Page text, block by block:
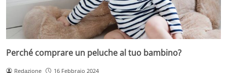
Perché comprare un peluche al tuo bambino?
Redazione 16 Febbraio 2024